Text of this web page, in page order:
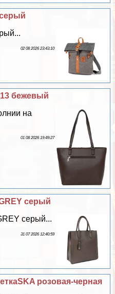
02 08 2026 23:43:10
бежевый
на
01 08 2026 19:49:27
серый
серый...
31 07 2026 12:40:59
розовая-черная